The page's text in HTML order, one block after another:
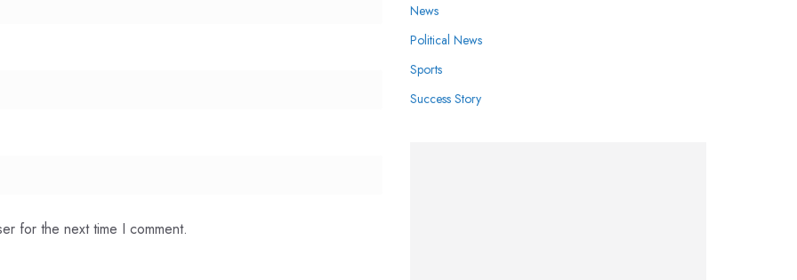
for the next time I comment.
News
Political News
Sports
Success Story